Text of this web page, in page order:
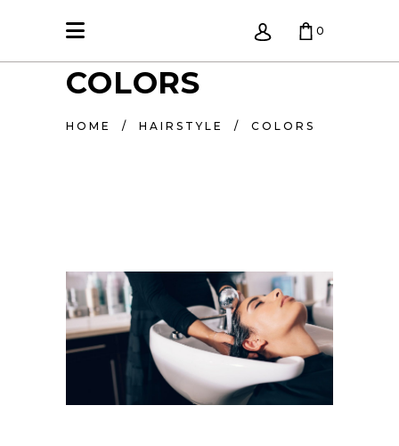
0
KREPŠELIS TUŠČIAS.
COLORS
HOME / HAIRSTYLE / COLORS